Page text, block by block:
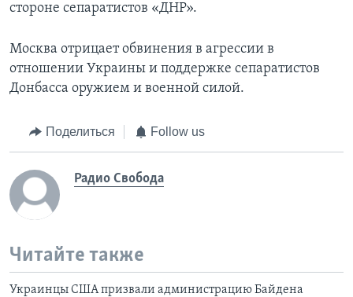
стороне сепаратистов «ДНР».
Москва отрицает обвинения в агрессии в
отношении Украины и поддержке сепаратистов
Донбасса оружием и военной силой.
Поделиться Follow us
Радио Свобода
Читайте также
Украинцы США призвали администрацию Байдена